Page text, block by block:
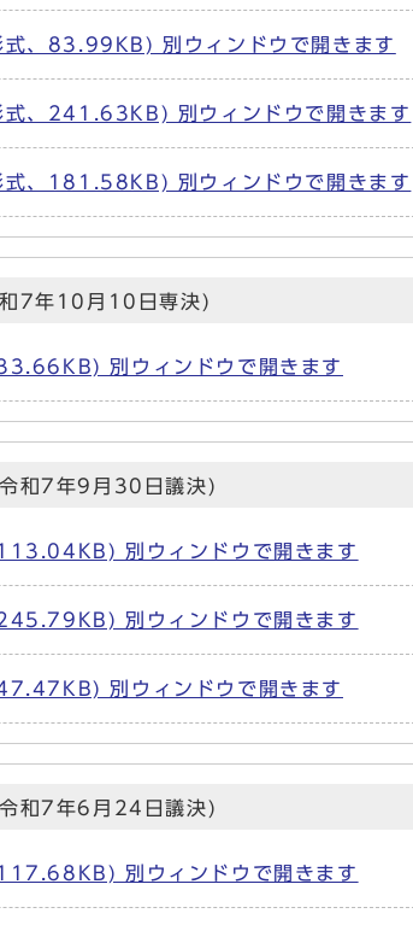
、83.99KB) 別ウィンドウで開きます
、241.63KB) 別ウィンドウで開きます
、181.58KB) 別ウィンドウで開きます
7年10月10日専決)
別ウィンドウで開きます
和7年9月30日議決)
別ウィンドウで開きます
別ウィンドウで開きます
別ウィンドウで開きます
和7年6月24日議決)
別ウィンドウで開きます